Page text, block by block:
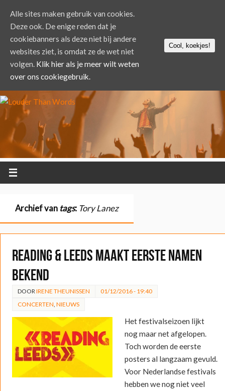
Archief van tags: Tory Lanez
Reading & Leeds maakt eerste namen
bekend
DOOR IRENE THEUNISSEN
01/12/2016 - 19:40
CONCERTEN NIEUWS
Het festivalseizoen lijkt
nog maar net afgelopen.
Toch worden de eerste
posters al langzaam gevuld.
Voor Nederlandse festivals
hebben we nog niet veel
Alle sites maken gebruik van cookies.
Deze ook. De enige reden dat je
cookiebanners als deze niet bij andere
websites ziet, is omdat ze de wet niet
volgen. Klik hier als je meer wilt weten
over ons cookiegebruik.
Cool, koekjes!